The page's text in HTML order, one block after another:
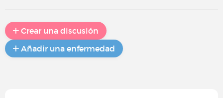
Crear una discusión
Añadir una enfermedad